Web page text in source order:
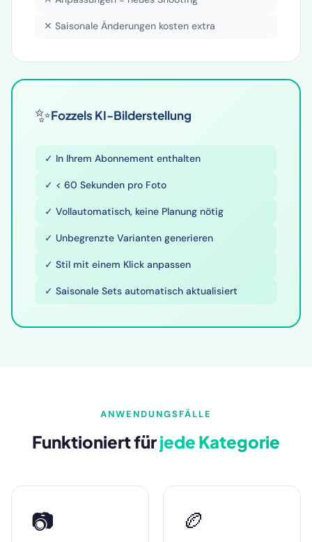
✕ Saisonale Änderungen kosten extra
✨Fozzels KI-Bilderstellung
✓ In Ihrem Abonnement enthalten
✓ < 60 Sekunden pro Foto
✓ Vollautomatisch, keine Planung nötig
✓ Unbegrenzte Varianten generieren
✓ Stil mit einem Klick anpassen
✓ Saisonale Sets automatisch aktualisiert
ANWENDUNGSFÄLLE
Funktioniert fürjede Kategorie
📷 🏉